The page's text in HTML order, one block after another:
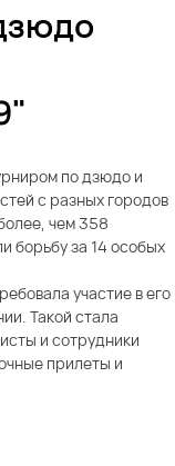
по дзюдо и
с разных городов
чем 358
борьбу за 14 особых
участие в его
Такой стала
и сотрудники
прилеты и